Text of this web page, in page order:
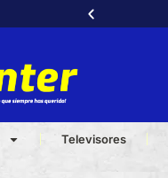
Televisores